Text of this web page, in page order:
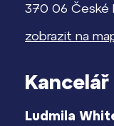
370 06 České
zobrazit na
Ludmila